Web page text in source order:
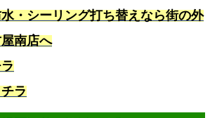
・シーリング打ち替えなら街の外
南店へ
ラ